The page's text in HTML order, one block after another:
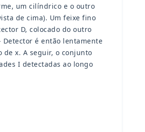
um cilíndrico e o outro
de cima). Um feixe fino
D, colocado do outro
é então lentamente
x. A seguir, o conjunto
I detectadas ao longo